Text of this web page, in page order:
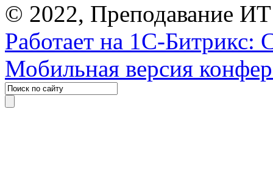
© 2022, Преподавание
Работает на 1С-Битрикс:
Мобильная версия